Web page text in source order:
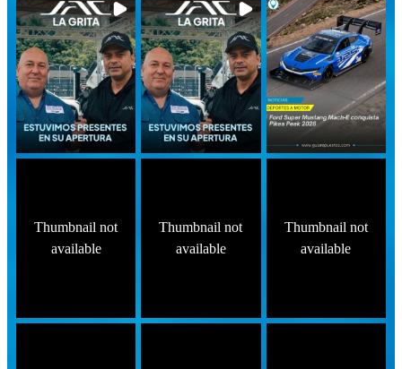
Thumbnail not
available
Thumbnail not
available
Thumbnail not
available